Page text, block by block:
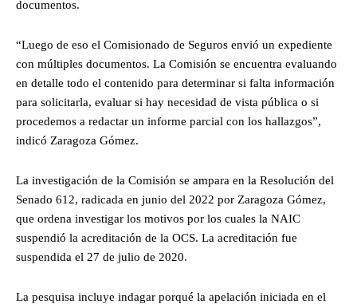
documentos.
“Luego de eso el Comisionado de Seguros envió un expediente
con múltiples documentos. La Comisión se encuentra evaluando
en detalle todo el contenido para determinar si falta información
para solicitarla, evaluar si hay necesidad de vista pública o si
procedemos a redactar un informe parcial con los hallazgos”,
indicó Zaragoza Gómez.
La investigación de la Comisión se ampara en la Resolución del
Senado 612, radicada en junio del 2022 por Zaragoza Gómez,
que ordena investigar los motivos por los cuales la NAIC
suspendió la acreditación de la OCS. La acreditación fue
suspendida el 27 de julio de 2020.
La pesquisa incluye indagar porqué la apelación iniciada en el